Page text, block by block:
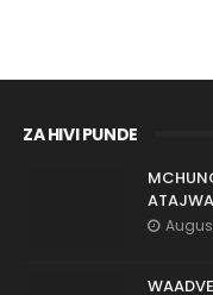
ZA HIVI PUNDE